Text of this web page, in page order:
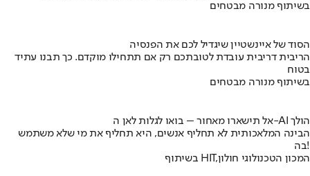
בשיתוף מנורה מבטחים
הסוד של איינשטיין שיגדיל לכם את הפנסיה
הריבית דריבית עובדת לטובתכם רק אם תתחילו מוקדם. כך תבנו עתיד
בטוח
בשיתוף מנורה מבטחים
אל תישארו מאחור – בואו לגלות לאן ה-AI הולך
הבינה המלאכותית לא תחליף אנשים, היא תחליף את מי שלא משתמש
בה!
בשיתוף HIT,המכון הטכנולוגי חולון